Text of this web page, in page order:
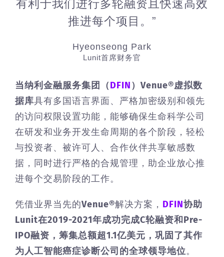
有利于我们进行多轮融资且快速高效
推进每个项目。”
Hyeonseong Park
Lunit首席财务官
当纳利金融服务集团（DFIN） Venue®虚拟数
据库具有多国语言界面、严格加密级别和领先
的访问权限设置功能，能够确保生命科学公司
在研发和业务开发生命周期的各个阶段，轻松
与投资者、被许可人、合作伙伴共享敏感数
据，同时进行严格的合规管理，助企业放心推
进每个交易阶段的工作。
凭借业界当先的Venue®解决方案， DFIN协助
Lunit在2019-2021年成功完成C轮融资和Pre-
IPO融资，筹集总额超1.1亿美元，巩固了其作
为人工智能癌症诊断公司的全球领导地位。